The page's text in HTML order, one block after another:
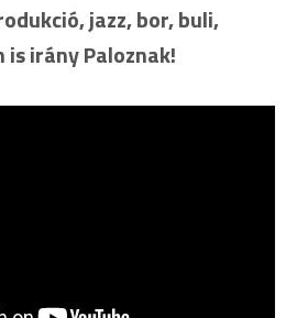
jazz, bor, buli,
irány Paloznak!